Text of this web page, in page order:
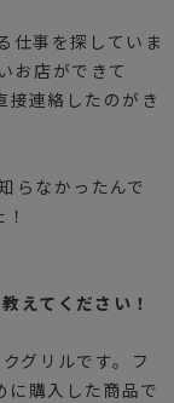
仕事を探していま
お店ができて
連絡したのがき
らなかったんで
えてください！
グリルです。フ
に購入した商品で